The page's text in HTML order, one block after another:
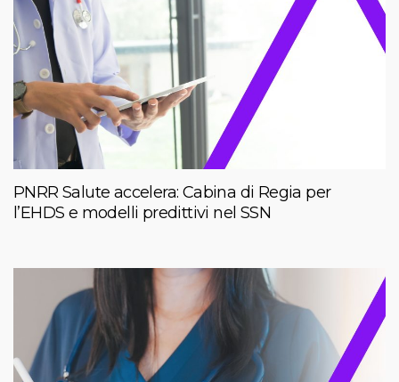
PNRR Salute accelera: Cabina di Regia per
l’EHDS e modelli predittivi nel SSN